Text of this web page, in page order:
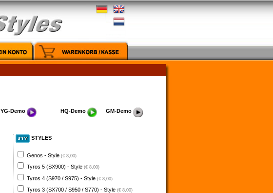
YG-Demo HQ-Demo GM-Demo
STYLES
Genos - Style (€ 8,00)
Tyros 5 (SX900) - Style (€ 8,00)
Tyros 4 (S970 / S975) - Style (€ 8,00)
Tyros 3 (SX700 / S950 / S770) - Style (€ 8,00)